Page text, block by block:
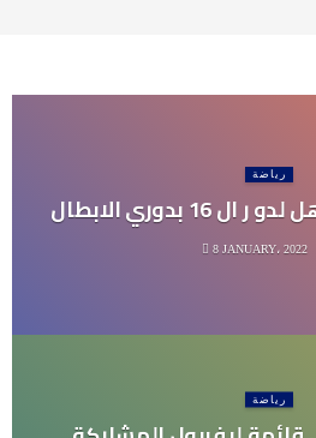
رياضة
بدوري الابطال
8 JANUARY، 2022
رياضة